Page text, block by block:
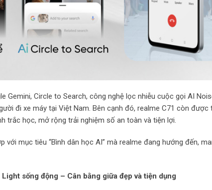
Gemini, Circle to Search, công nghệ lọc nhiễu cuộc gọi AI
đi xe máy tại Việt Nam. Bên cạnh đó, realme C71 còn
trắc học, mở rộng trải nghiệm số an toàn và tiện lợi.
với mục tiêu “Bình dân học AI” mà realme đang hướng đến,
sống động – Cân bằng giữa đẹp và tiện dụng